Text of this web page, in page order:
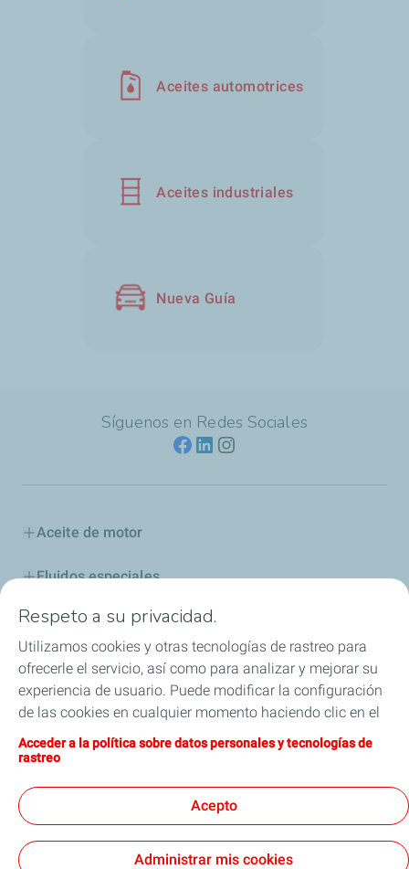
Aceites automotrices
Aceites industriales
Nueva Guía
Síguenos en Redes Sociales
Aceite de motor
Fluidos especiales
Aditivos y Combustibles
Industria
Competición
Blog
ELF, la leyenda continúa
Respeto a su privacidad.
Utilizamos cookies y otras tecnologías de rastreo para
ofrecerle el servicio, así como para analizar y mejorar su
experiencia de usuario. Puede modificar la configuración
de las cookies en cualquier momento haciendo clic en el
botón «Gérer mes cookies» (Gestionar cookies). Al hacer
clic en el botón «J’accepte» (Aceptar), nos autoriza a
refuse» (Rechazar), depositaremos únicamente las
cookies técnicas estrictamente necesarias para el
correcto funcionamiento del sitio web. Si desea más
Acceder a la política sobre datos personales y tecnologías de
rastreo
Acepto
Administrar mis cookies